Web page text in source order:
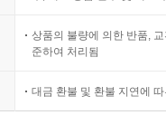
상품의 불량에 의한 반품,
준하여 처리됨
대금 환불 및 환불 지연에